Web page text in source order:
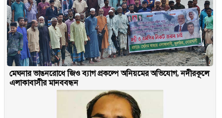
মেঘনার ভাঙনরোধে জিও ব্যাগ প্রকল্পে অনিয়মের অভিযোগ, নদীরকূলে
এলাকাবাসীর মানববন্ধন